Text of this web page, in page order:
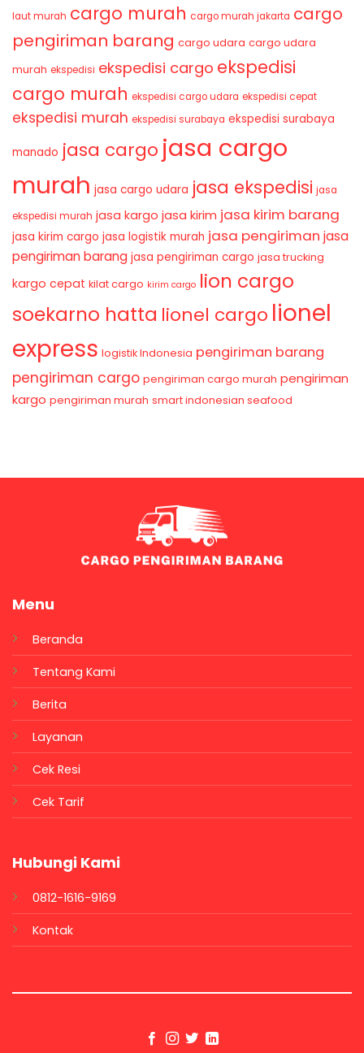
laut murah cargo murah cargo murah jakarta cargo
pengiriman barang cargo udara cargo udara
murah ekspedisi ekspedisi cargo ekspedisi
cargo murah ekspedisi cargo udara ekspedisi cepat
ekspedisi murah ekspedisi surabaya ekspedisi surabaya
manado jasa cargo jasa cargo
murah jasa cargo udara jasa ekspedisi jasa
ekspedisi murah jasa kargo jasa kirim jasa kirim barang
jasa kirim cargo jasa logistik murah jasa pengiriman jasa
pengiriman barang jasa pengiriman cargo jasa trucking
kargo cepat kilat cargo kirim cargo lion cargo
soekarno hatta lionel cargo lionel
express logistik Indonesia pengiriman barang
pengiriman cargo pengiriman cargo murah pengiriman
kargo pengiriman murah smart indonesian seafood
Menu
Beranda
Tentang Kami
Berita
Layanan
Cek Resi
Cek Tarif
Hubungi Kami
0812-1616-9169
Kontak